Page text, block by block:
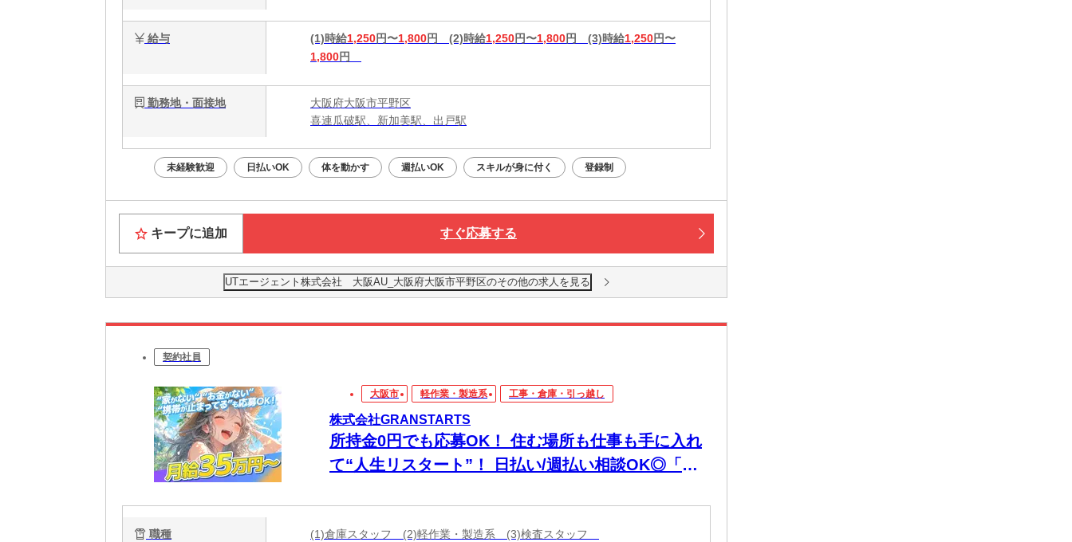
給与 (1)時給1,250円〜1,800円 (2)時給1,250円〜1,800円 (3)時給1,250円〜
1,800円
勤務地・面接地
大阪府大阪市平野区
喜連瓜破駅、新加美駅、出戸駅
未経験歓迎 日払いOK 体を動かす 週払いOK スキルが身に付く 登録制
キープに追加 すぐ応募する
UTエージェント株式会社 大阪AU_大阪府大阪市平野区のその他の求人を見る
契約社員
大阪市 軽作業・製造系 工事・倉庫・引っ越し
株式会社GRANSTARTS
所持金0円でも応募OK！ 住む場所も仕事も手に入れ
て“人生リスタート”！ 日払い/週払い相談OK◎「今
職種 (1)倉庫スタッフ (2)軽作業・製造系 (3)検査スタッフ